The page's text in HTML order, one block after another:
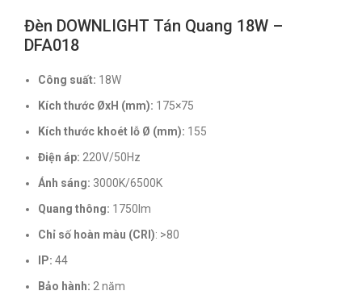
Đèn DOWNLIGHT Tán Quang 18W –
DFA018
Công suất: 18W
Kích thước ØxH (mm): 175×75
Kích thước khoét lỗ Ø (mm): 155
Điện áp: 220V/50Hz
Ánh sáng: 3000K/6500K
Quang thông: 1750lm
Chỉ số hoàn màu (CRI): >80
IP: 44
Bảo hành: 2 năm